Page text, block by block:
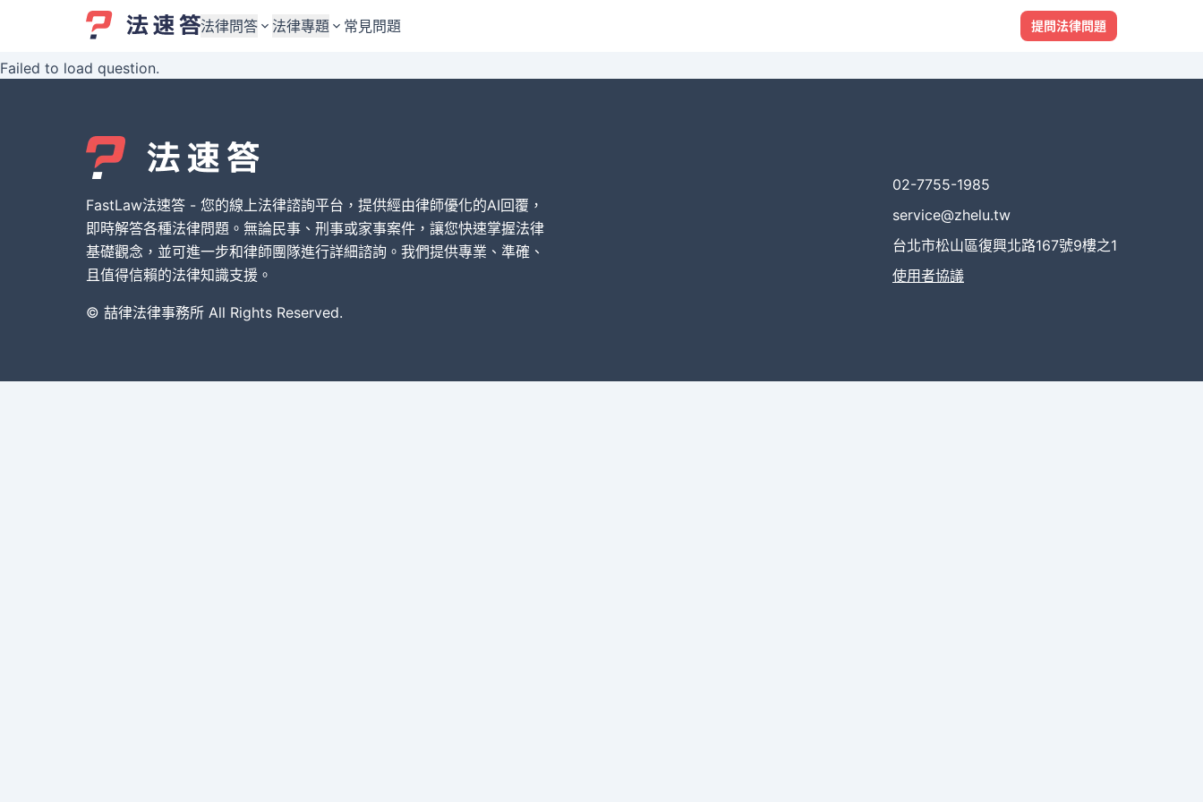
法律問答
婚姻與監護權
債務與債權
刑事犯罪案件
其他案件類型
法律專題
婚姻與監護權
債務與債權
刑事犯罪案件
其他案件類型
常見問題 提問法律問題
Failed to load question.
FastLaw法速答 - 您的線上法律諮詢平台，提供經由律師優化的AI回覆，
即時解答各種法律問題。無論民事、刑事或家事案件，讓您快速掌握法律
基礎觀念，並可進一步和律師團隊進行詳細諮詢。我們提供專業、準確、
且值得信賴的法律知識支援。
© 喆律法律事務所 All Rights Reserved.
02-7755-1985
service@zhelu.tw
台北市松山區復興北路167號9樓之1
使用者協議